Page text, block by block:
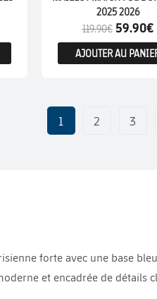
2025 2026
119.90€ 59.90€
AJOUTER AU
1 2 3
forte avec une base
et encadrée de détails